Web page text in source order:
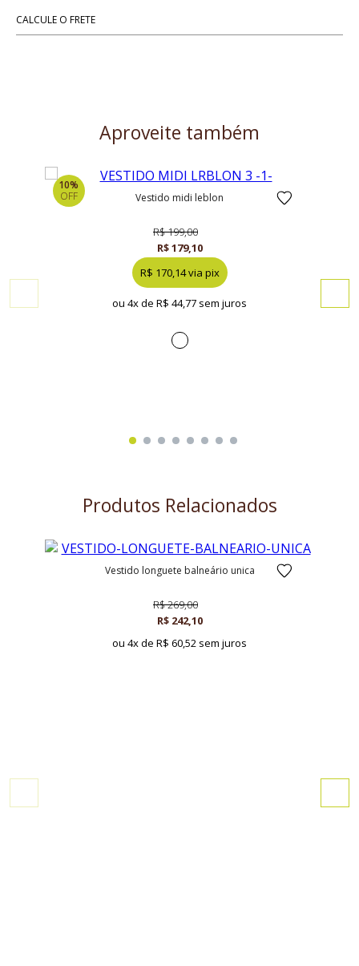
CALCULE O FRETE
Aproveite também
10%
OFF
vestido midi leblon
R$ 199,00
R$ 179,10
R$ 170,14 via pix
ou 4x de R$ 44,77 sem juros
Produtos Relacionados
vestido longuete balneário unica
R$ 269,00
R$ 242,10
ou 4x de R$ 60,52 sem juros